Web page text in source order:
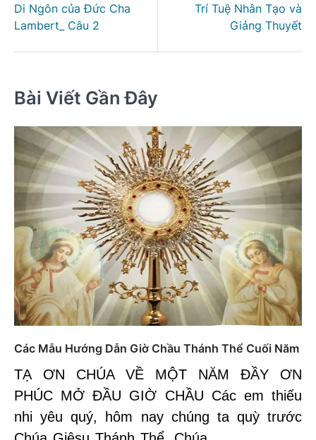
bài
Di Ngôn của Đức Cha
Lambert_ Câu 2
Trí Tuệ Nhân Tạo và
Giảng Thuyết
Bài Viết Gần Đây
Các Mẫu Hướng Dẫn Giờ Chầu Thánh Thể Cuối Năm
TẠ ƠN CHÚA VỀ MỘT NĂM ĐẦY ƠN
PHÚC MỞ ĐẦU GIỜ CHẦU Các em thiếu
nhi yêu quý, hôm nay chúng ta quỳ trước